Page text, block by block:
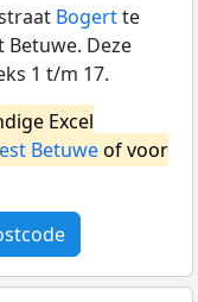
Bogertte
Betuwe. Deze
1 t/m 17.
Excel
Betuweof voor